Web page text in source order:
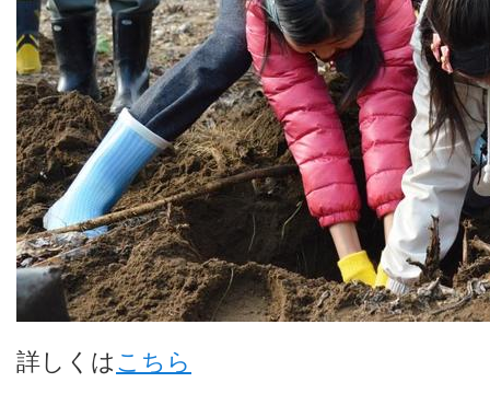
詳しくは こちら